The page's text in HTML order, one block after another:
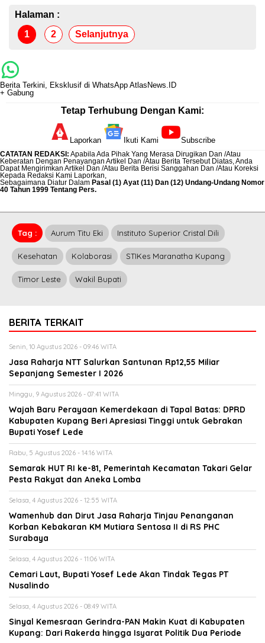
Halaman :
1
2 Selanjutnya
Berita Terkini, Eksklusif di WhatsApp AtlasNews.ID
+ Gabung
Tetap Terhubung Dengan Kami:
Laporkan Ikuti Kami Subscribe
CATATAN REDAKSI: Apabila Ada Pihak Yang Merasa Dirugikan Dan /Atau
Keberatan Dengan Penayangan Artikel Dan /Atau Berita Tersebut Diatas, Anda
Dapat Mengirimkan Artikel Dan /Atau Berita Berisi Sanggahan Dan /Atau Koreksi
Kepada Redaksi Kami Laporkan
Sebagaimana Diatur Dalam Pasal (1) Ayat (11) Dan (12) Undang-Undang Nomor
40 Tahun 1999 Tentang Pers.
Tag : Aurum Titu Eki Instituto Superior Cristal Dili
Kesehatan Kolaborasi STIKes Maranatha Kupang
Timor Leste Wakil Bupati
BERITA TERKAIT
Senin, 10 Agustus 2026 - 09:46 WITA
Jasa Raharja NTT Salurkan Santunan Rp12,55 Miliar
Sepanjang Semester I 2026
Minggu, 9 Agustus 2026 - 07:41 WITA
Wajah Baru Perayaan Kemerdekaan di Tapal Batas: DPRD
Kabupaten Kupang Beri Apresiasi Tinggi untuk Gebrakan
Bupati Yosef Lede
Rabu, 5 Agustus 2026 - 14:16 WITA
Semarak HUT RI ke-81, Pemerintah Kecamatan Takari Gelar
Pesta Rakyat dan Aneka Lomba
Selasa, 4 Agustus 2026 - 12:55 WITA
Wamenhub dan Dirut Jasa Raharja Tinjau Penanganan
Korban Kebakaran KM Mutiara Sentosa II di RS PHC
Surabaya
Selasa, 4 Agustus 2026 - 11:06 WITA
Cemari Laut, Bupati Yosef Lede Akan Tindak Tegas PT
Nusalindo
Selasa, 4 Agustus 2026 - 08:49 WITA
Sinyal Kemesraan Gerindra-PAN Makin Kuat di Kabupaten
Kupang: Dari Rakerda hingga Isyarat Politik Dua Periode